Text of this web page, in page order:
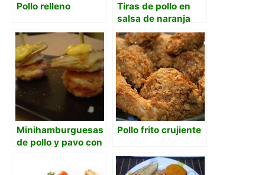
Pollo relleno
Tiras de pollo en
salsa de naranja
dulce
Minihamburguesas
de pollo y pavo con
Pollo frito crujiente